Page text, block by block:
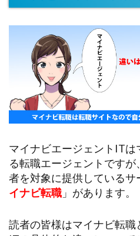
マイナビエージェントIT
る転職エージェントです
者を対象に提供している
イナビ転職 」があります。
読者の皆様はマイナビ転職